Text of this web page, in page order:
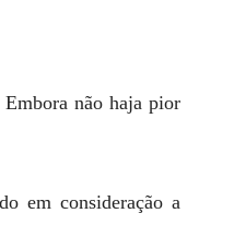
não haja pior
em consideração a